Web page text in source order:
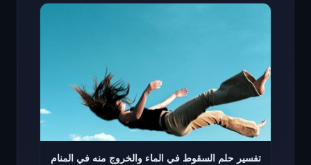
تفسير حلم السقوط في الماء والخروج منه في المنام